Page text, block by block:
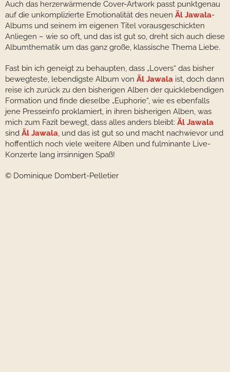
Auch das herzerwärmende Cover-Artwork passt punktgenau
auf die unkomplizierte Emotionalität des neuen Äl Jawala-
Albums und seinem im eigenen Titel vorausgeschickten
Anliegen – wie so oft, und das ist gut so, dreht sich auch diese
Albumthematik um das ganz große, klassische Thema Liebe.
Fast bin ich geneigt zu behaupten, dass „Lovers“ das bisher
bewegteste, lebendigste Album von Äl Jawala ist, doch dann
reise ich zurück zu den bisherigen Alben der quicklebendigen
Formation und finde dieselbe „Euphorie“, wie es ebenfalls
jene Presseinfo proklamiert, in ihren bisherigen Alben, was
mich zum Fazit bewegt, dass alles anders bleibt: Äl Jawala
sind Äl Jawala, und das ist gut so und macht nachwievor und
hoffentlich noch viele weitere Alben und fulminante Live-
Konzerte lang irrsinnigen Spaß!
© Dominique Dombert-Pelletier